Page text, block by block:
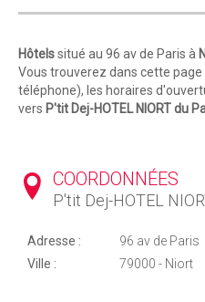
Hôtelssitué au 96 av de Paris à
Vous trouverez dans cette
téléphone), les horaires
vers P'tit Dej-HOTEL NIORT du
COORDONNÉES
P'tit Dej-HOTEL
Adresse :
96 av de Paris
Ville :
79000 - Niort